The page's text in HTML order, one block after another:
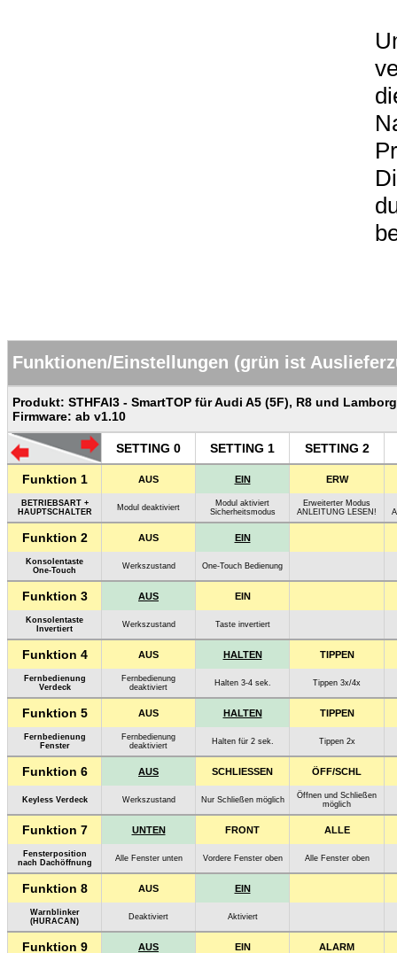
Funktionen/Einstellungen (grün ist
Produkt: STHFAI3 - SmartTOP für Audi A5 (5F), R8 und
Firmware: ab v1.10
SETTING 0 SETTING 1 SETTING 2
Funktion 1 AUS EIN ERW
BETRIEBSART +
HAUPTSCHALTER
Modul deaktiviert
Modul aktiviert
Sicherheitsmodus
Erweiterter Modus
ANLEITUNG LESEN!
Funktion 2 AUS EIN
Konsolentaste
One-Touch
Werkszustand One-Touch Bedienung
Funktion 3 AUS EIN
Konsolentaste
Invertiert
Werkszustand Taste invertiert
Funktion 4 AUS HALTEN TIPPEN
Fernbedienung
Verdeck
Fernbedienung
deaktiviert
Halten 3-4 sek. Tippen 3x/4x
Funktion 5 AUS HALTEN TIPPEN
Fernbedienung
Fenster
Fernbedienung
deaktiviert
Halten für 2 sek. Tippen 2x
Funktion 6 AUS SCHLIESSEN ÖFF/SCHL
Keyless Verdeck Werkszustand Nur Schließen möglich
Öffnen und Schließen
möglich
Funktion 7 UNTEN FRONT ALLE
Fensterposition
nach Dachöffnung
Alle Fenster unten Vordere Fenster oben Alle Fenster oben
Funktion 8 AUS EIN
Warnblinker
(HURACAN)
Deaktiviert Aktiviert
Funktion 9 AUS EIN ALARM